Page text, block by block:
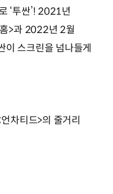
‘투싼’! 2021년
>과 2022년 2월
이 스크린을 넘나들게
차티드>의 줄거리